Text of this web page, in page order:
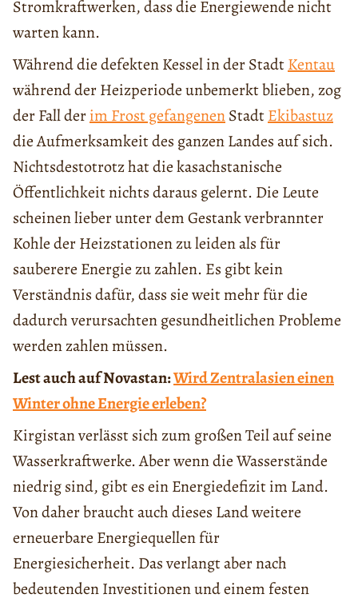
Stromkraftwerken, dass die Energiewende nicht
warten kann.
Während die defekten Kessel in der StadtKentau
während der Heizperiode unbemerkt blieben, zog
der Fall derim Frost gefangenenStadtEkibastuz
die Aufmerksamkeit des ganzen Landes auf sich.
Nichtsdestotrotz hat die kasachstanische
Öffentlichkeit nichts daraus gelernt. Die Leute
scheinen lieber unter dem Gestank verbrannter
Kohle der Heizstationen zu leiden als für
sauberere Energie zu zahlen. Es gibt kein
Verständnis dafür, dass sie weit mehr für die
dadurch verursachten gesundheitlichen Probleme
werden zahlen müssen.
Lest auch auf Novastan:Wird Zentralasien einen
Winter ohne Energie erleben?
Kirgistan verlässt sich zum großen Teil auf seine
Wasserkraftwerke. Aber wenn die Wasserstände
niedrig sind, gibt es ein Energiedefizit im Land.
Von daher braucht auch dieses Land weitere
erneuerbare Energiequellen für
Energiesicherheit. Das verlangt aber nach
bedeutenden Investitionen und einem festen